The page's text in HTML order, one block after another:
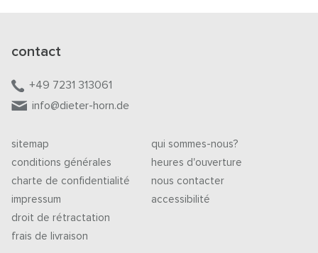
contact
+49 7231 313061
info@dieter-horn.de
sitemap
conditions générales
charte de confidentialité
impressum
droit de rétractation
frais de livraison
qui sommes-nous?
heures d'ouverture
nous contacter
accessibilité